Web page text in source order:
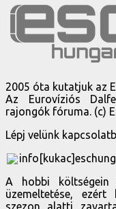
2005 óta kutatjuk az
Az Eurovíziós
rajongók fóruma. (c)
Lépj velünk
A hobbi költségein
üzemeltetése,
szezon alatti